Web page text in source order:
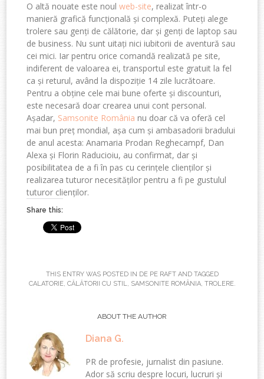
O altă nouate este noul web-site, realizat într-o
manieră grafică funcțională și complexă. Puteți alege
trolere sau genți de călătorie, dar și genți de laptop sau
de business. Nu sunt uitați nici iubitorii de aventură sau
cei mici. Iar pentru orice comandă realizată pe site,
indiferent de valoarea ei, transportul este gratuit la fel
ca și returul, având la dispoziție 14 zile lucrătoare.
Pentru a obține cele mai bune oferte și discounturi,
este necesară doar crearea unui cont personal.
Așadar, Samsonite România nu doar că va oferă cel
mai bun preț mondial, așa cum și ambasadorii bradului
de anul acesta: Anamaria Prodan Reghecampf, Dan
Alexa și Florin Raducioiu, au confirmat, dar și
posibilitatea de a fi în pas cu cerințele clienților și
realizarea tuturor necesităților pentru a fi pe gustulul
tuturor clienților.
Share this:
THIS ENTRY WAS POSTED IN DE PE RAFTAND TAGGED
CALATORIE, CĂLĂTORII CU STIL, SAMSONITE ROMÂNIA, TROLERE.
ABOUT THE AUTHOR
Diana G.
PR de profesie, jurnalist din pasiune.
Ador să scriu despre locuri, lucruri și